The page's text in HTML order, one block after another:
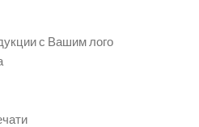
с Вашим лого